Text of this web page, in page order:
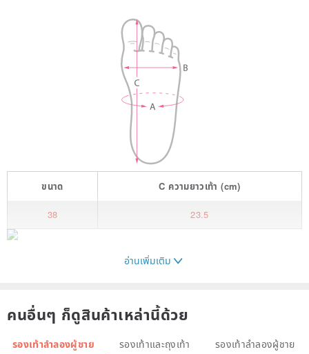
ขนาด C ความยาวเท้า (cm)
38 23.5
many new colors are used to make the whole person look better.
This pair of lazy loafers has a smooth foot design and a unique
woven leather rope design. Retro style and easy to wear shoes.
อ่านเพิ่มเติม
คนอื่นๆ ก็ดูสินค้าเหล่านี้ด้วย
รองเท้าลำลองผู้ชาย รองเท้าและถุงเท้า รองเท้าลำลองผู้ชาย